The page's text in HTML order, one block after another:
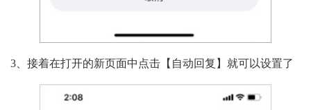
3、接着在打开的新页面中点击【自动回复】就可以设置了